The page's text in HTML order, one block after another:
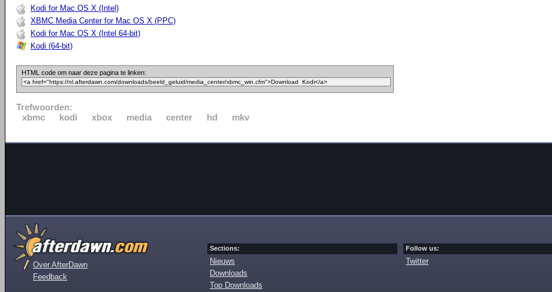
Kodi for Mac OS X (Intel)
XBMC Media Center for Mac OS X (PPC)
Kodi for Mac OS X (Intel 64-bit)
Kodi (64-bit)
HTML code om naar deze pagina te linken:
Trefwoorden:
xbmc
kodi xbox media center hd mkv
Over AfterDawn
Feedback
Sections:
Nieuws
Downloads
Top Downloads
Follow us:
Twitter